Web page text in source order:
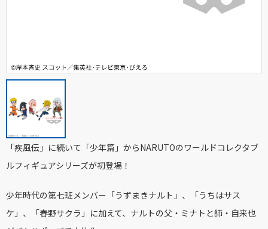
「疾風伝」に続いて「少年篇」からNARUTOのワールドコレクタブ
ルフィギュアシリーズが初登場！
少年時代の第七班メンバー「うずまきナルト」、「うちはサス
ケ」、「春野サクラ」に加えて、ナルトの父・ミナトと師・自来也